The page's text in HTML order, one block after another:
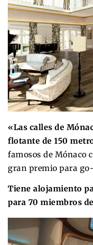
«Las calles de
flotante de 150
famosos de Mónaco
gran premio para
Tiene alojamiento
para 70 miembros